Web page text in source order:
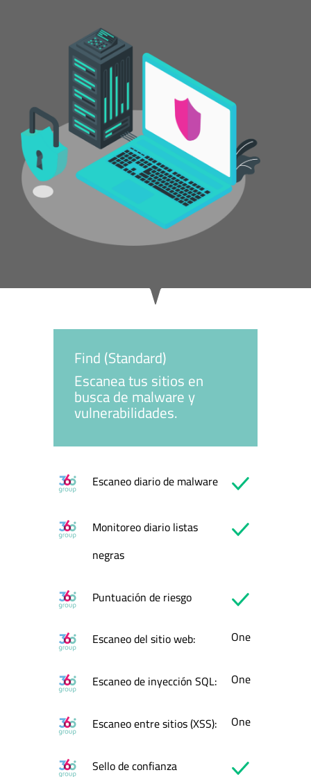
Find (Standard)
Escanea tus sitios en
busca de malware y
vulnerabilidades.
Escaneo diario de malware
Monitoreo diario listas
negras
Puntuación de riesgo
Escaneo del sitio web: One
Escaneo de inyección SQL: One
Escaneo entre sitios (XSS): One
Sello de confianza